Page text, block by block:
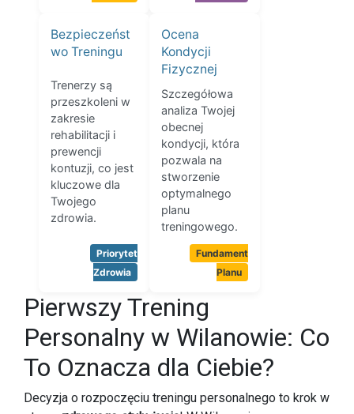
Bezpieczeńst
wo Treningu
Trenerzy są
przeszkoleni w
zakresie
rehabilitacji i
prewencji
kontuzji, co jest
kluczowe dla
Twojego
zdrowia.
Priorytet
Zdrowia
Ocena
Kondycji
Fizycznej
Szczegółowa
analiza Twojej
obecnej
kondycji, która
pozwala na
stworzenie
optymalnego
planu
treningowego.
Fundament
Planu
Pierwszy Trening
Personalny w Wilanowie: Co
To Oznacza dla Ciebie?
Decyzja o rozpoczęciu treningu personalnego to krok w